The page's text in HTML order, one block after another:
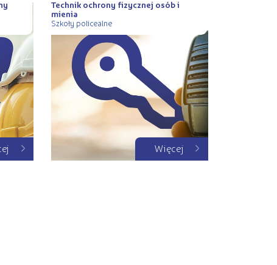
Technik ochrony fizycznej osób i
mienia
Szkoły policealne
Więcej